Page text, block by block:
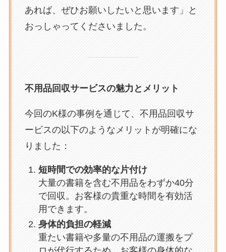
あれば、ぜひお願いしたいと思います」と
おっしゃってくださいました。
不用品回収サービスの魅力とメリット
今回のK様の事例を通じて、不用品回収サ
ービスの以下のようなメリットが明確にな
りました：
短時間での効率的な片付け
大量の書籍を含む不用品をわずか40分
で回収。お客様の貴重な時間を有効活
用できます。
身体的負担の軽減
重たい書籍や多量の不用品の運搬をプ